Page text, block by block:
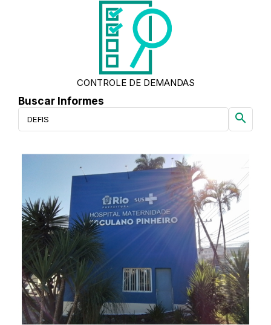
CONTROLE DE DEMANDAS
Buscar Informes
search